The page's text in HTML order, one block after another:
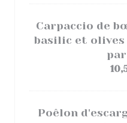
Carpaccio de
basilic et olives
Poêlon